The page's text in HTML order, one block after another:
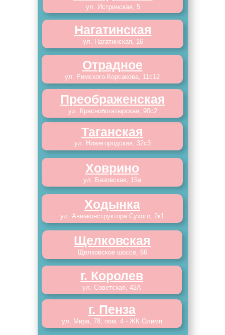
Нагатинская
ул. Нагатинская, 16
Отрадное
ул. Римского-Корсакова, 11с12
Ходынка
ул. Авиаконструктора Сухого, 2к1
Ховрино
ул. Базовская, 15а
Таганская
ул. Нижегородская, 32с3
Преображенская
ул. Краснобогатырская, 90с2
ул. Истринская, 5
Щелковская
Щелковское шоссе, 66
г. Пенза
ул. Мира, 78, пом. 4 - ЖК Олимп
г. Королев
ул. Советская, 42А